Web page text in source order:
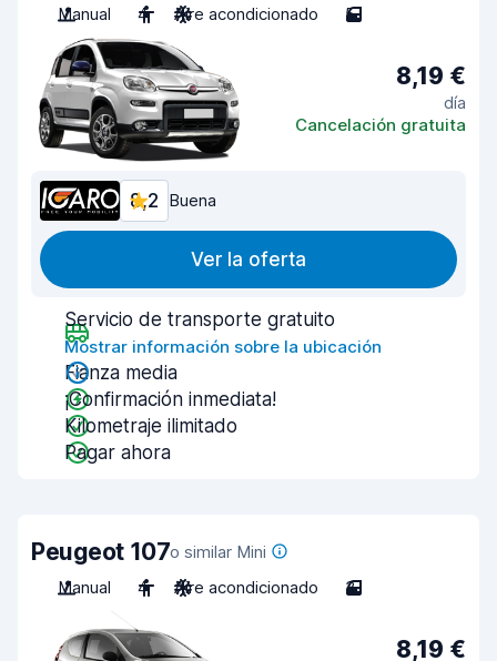
Manual 4 Aire acondicionado 5
8,19 €
día
Cancelación gratuita
8,2 Buena
Ver la oferta
Servicio de transporte gratuito
Mostrar información sobre la ubicación
Fianza media
¡Confirmación inmediata!
Kilometraje ilimitado
Pagar ahora
Peugeot 107o similar Mini
Manual
4 Aire acondicionado 3
8,19 €